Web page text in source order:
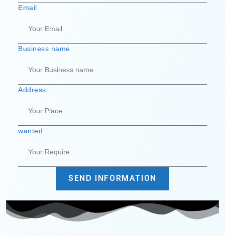
Email
Business name
Address
wanted
SEND INFORMATION